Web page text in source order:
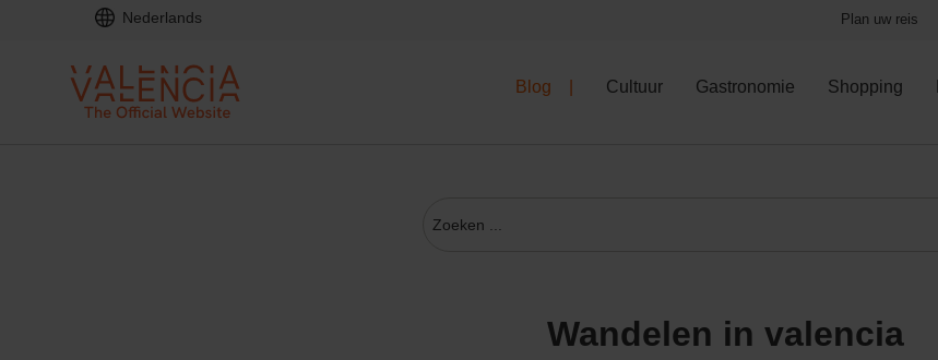
Nederlands Plan uw reis
Blog Cultuur Gastronomie Shopping
wandelen in valencia